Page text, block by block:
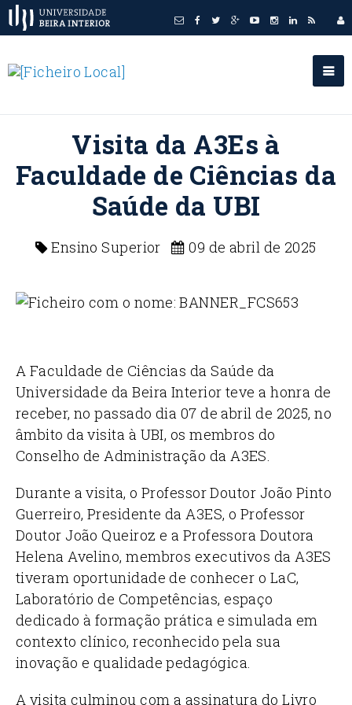
Visita da A3Es à
Faculdade de Ciências da
Saúde da UBI
Ensino Superior 09 de abril de 2025
A Faculdade de Ciências da Saúde da
Universidade da Beira Interior teve a honra de
receber, no passado dia 07 de abril de 2025, no
âmbito da visita à UBI, os membros do
Conselho de Administração da A3ES.
Durante a visita, o Professor Doutor João Pinto
Guerreiro, Presidente da A3ES, o Professor
Doutor João Queiroz e a Professora Doutora
Helena Avelino, membros executivos da A3ES
tiveram oportunidade de conhecer o LaC,
Laboratório de Competências, espaço
dedicado à formação prática e simulada em
contexto clínico, reconhecido pela sua
inovação e qualidade pedagógica.
A visita culminou com a assinatura do Livro